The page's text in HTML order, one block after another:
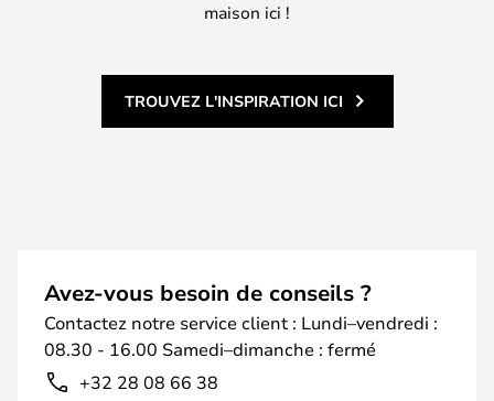
maison ici !
TROUVEZ L'INSPIRATION ICI
Avez-vous besoin de conseils ?
Contactez notre service client : Lundi–vendredi :
08.30 - 16.00 Samedi–dimanche : fermé
+32 28 08 66 38